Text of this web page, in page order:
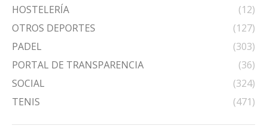
HOSTELERÍA
(12)
OTROS DEPORTES
(127)
PADEL
(303)
PORTAL DE TRANSPARENCIA
(36)
SOCIAL
(324)
TENIS
(471)